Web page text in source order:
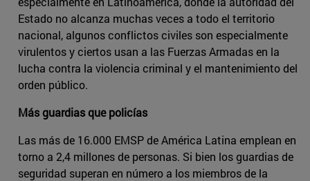
Estado no alcanza muchas veces a todo el territorio
nacional, algunos conflictos civiles son especialmente
virulentos y ciertos usan a las Fuerzas Armadas en la
lucha contra la violencia criminal y el mantenimiento del
orden público.
Más guardias que policías
Las más de 16.000 EMSP de América Latina emplean en
torno a 2,4 millones de personas. Si bien los guardias de
seguridad superan en número a los miembros de la